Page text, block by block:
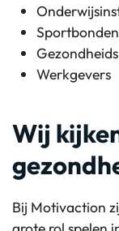
Werkgevers
Wij
Bij Motivaction